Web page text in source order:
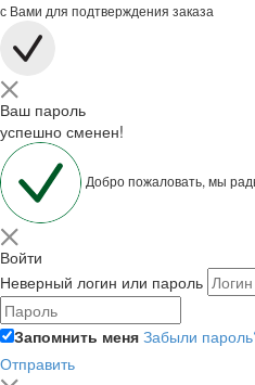
с Вами для подтверждения заказа
Ваш пароль
успешно сменен!
Добро пожаловать, мы
Войти
Неверный логин или пароль
Запомнить меня Забыли
Отправить